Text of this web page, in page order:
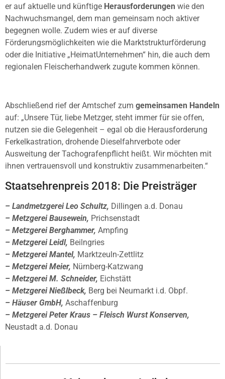
er auf aktuelle und künftige Herausforderungen wie den
Nachwuchsmangel, dem man gemeinsam noch aktiver
begegnen wolle. Zudem wies er auf diverse
Förderungsmöglichkeiten wie die Marktstrukturförderung
oder die Initiative „HeimatUnternehmen“ hin, die auch dem
regionalen Fleischerhandwerk zugute kommen können.
Abschließend rief der Amtschef zum gemeinsamen Handeln
auf: „Unsere Tür, liebe Metzger, steht immer für sie offen,
nutzen sie die Gelegenheit – egal ob die Herausforderung
Ferkelkastration, drohende Dieselfahrverbote oder
Ausweitung der Tachografenpflicht heißt. Wir möchten mit
ihnen vertrauensvoll und konstruktiv zusammenarbeiten.“
Staatsehrenpreis 2018: Die Preisträger
– Landmetzgerei Leo Schultz, Dillingen a.d. Donau
– Metzgerei Bausewein, Prichsenstadt
– Metzgerei Berghammer, Ampfing
– Metzgerei Leidl, Beilngries
– Metzgerei Mantel, Marktzeuln-Zettlitz
– Metzgerei Meier, Nürnberg-Katzwang
– Metzgerei M. Schneider, Eichstätt
– Metzgerei Nießlbeck, Berg bei Neumarkt i.d. Obpf.
– Häuser GmbH, Aschaffenburg
– Metzgerei Peter Kraus – Fleisch Wurst Konserven,
Neustadt a.d. Donau